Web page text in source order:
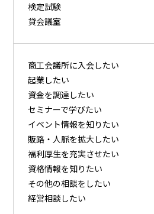
検定試験
貸会議室
商⼯会議所に⼊会したい
起業したい
資⾦を調達したい
セミナーで学びたい
イベント情報を知りたい
販路・⼈脈を拡⼤したい
福利厚⽣を充実させたい
資格情報を知りたい
その他の相談をしたい
経営相談したい